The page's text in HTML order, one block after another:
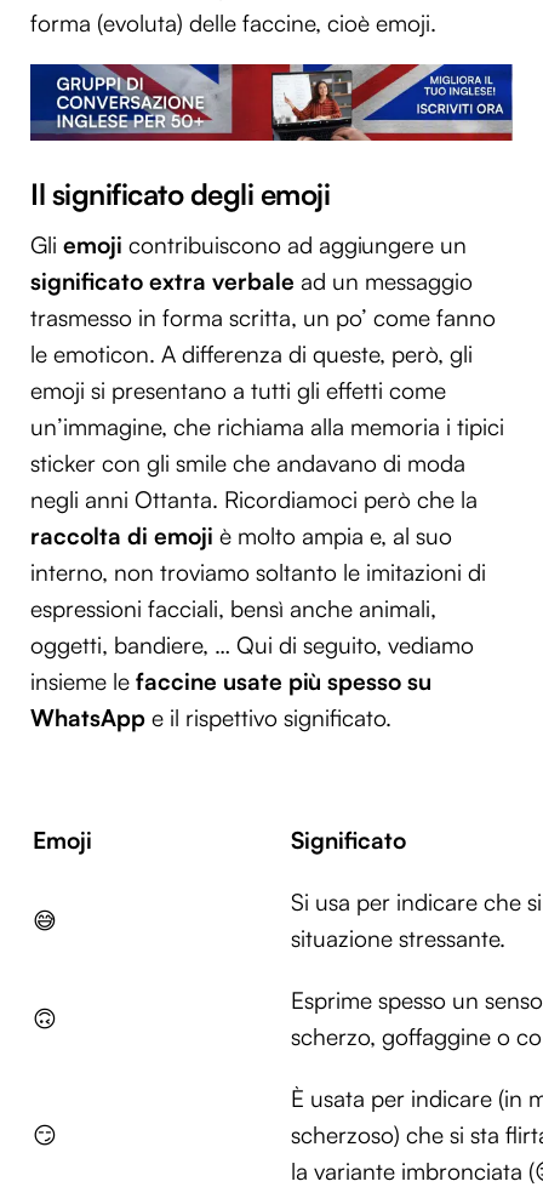
forma (evoluta) delle faccine, cioè emoji.
Il significato degli emoji
Gli emoji contribuiscono ad aggiungere un
significato extra verbale ad un messaggio
trasmesso in forma scritta, un po’ come fanno
le emoticon. A differenza di queste, però, gli
emoji si presentano a tutti gli effetti come
un’immagine, che richiama alla memoria i tipici
sticker con gli smile che andavano di moda
negli anni Ottanta. Ricordiamoci però che la
raccolta di emoji è molto ampia e, al suo
interno, non troviamo soltanto le imitazioni di
espressioni facciali, bensì anche animali,
oggetti, bandiere, … Qui di seguito, vediamo
insieme le faccine usate più spesso su
WhatsApp e il rispettivo significato.
Emoji Significato
😅
Si usa per indicare che
situazione stressante.
🙃
Esprime spesso un
scherzo, goffaggine o
😏
È usata per indicare (in
scherzoso) che si sta
la variante imbronciata